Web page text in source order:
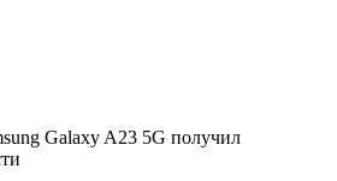
Galaxy A23 5G получил